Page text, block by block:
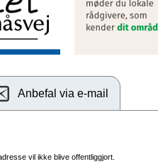
Anbefal via e-mail
vil ikke blive offentliggjort.